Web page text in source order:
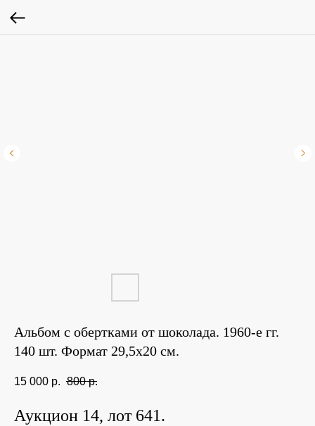
Альбом с обертками от шоколада. 1960-е гг.
140 шт. Формат 29,5х20 см.
15 000 р. 800 р.
Аукцион 14, лот 641.